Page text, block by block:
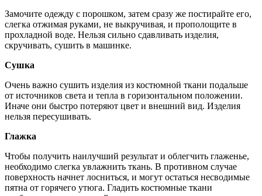
Замочите одежду с порошком, затем сразу же постирайте его,
слегка отжимая руками, не выкручивая, и прополощите в
прохладной воде. Нельзя сильно сдавливать изделия,
скручивать, сушить в машинке.
Сушка
Очень важно сушить изделия из костюмной ткани подальше
от источников света и тепла в горизонтальном положении.
Иначе они быстро потеряют цвет и внешний вид. Изделия
нельзя пересушивать.
Глажка
Чтобы получить наилучший результат и облегчить глаженье,
необходимо слегка увлажнить ткань. В противном случае
поверхность начнет лосниться, и могут остаться несводимые
пятна от горячего утюга. Гладить костюмные ткани